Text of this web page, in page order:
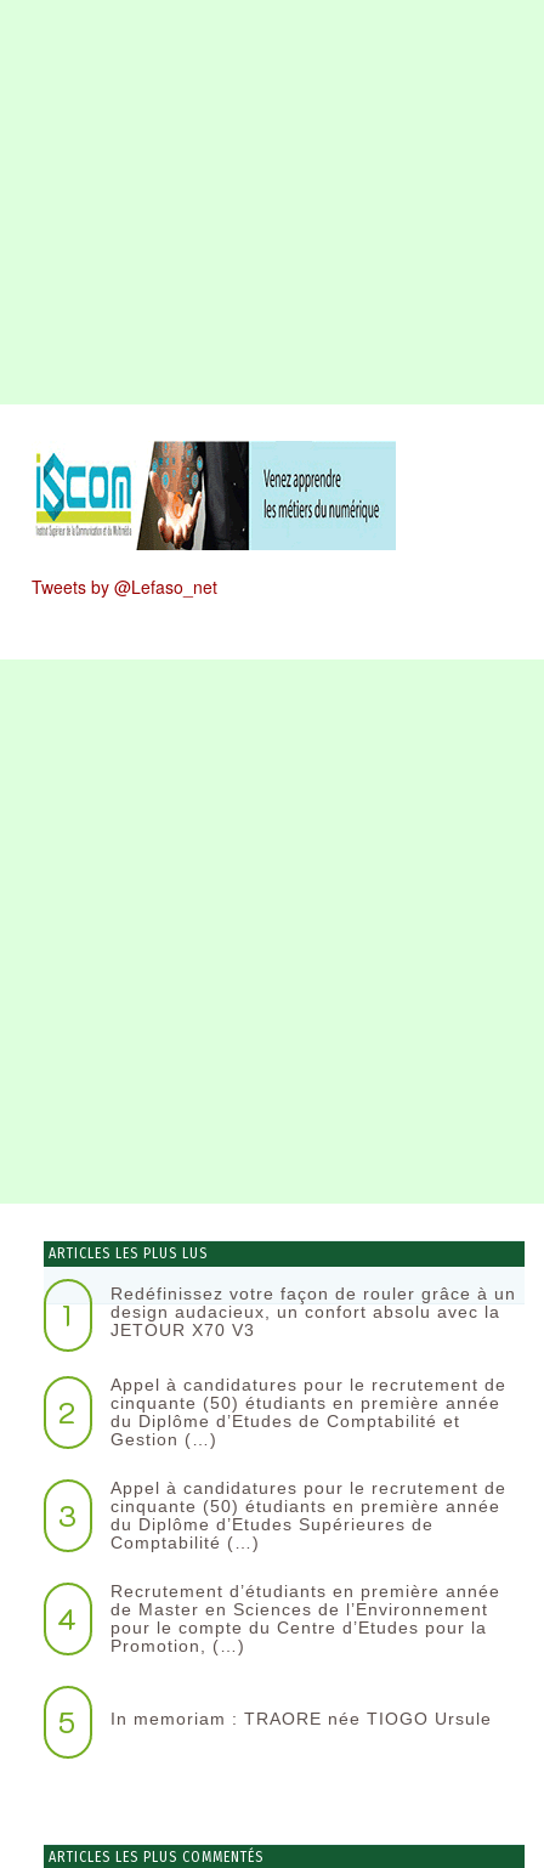
Tweets by @Lefaso_net
ARTICLES LES PLUS LUS
1
Redéfinissez votre façon de rouler grâce à un
design audacieux, un confort absolu avec la
JETOUR X70 V3
2
Appel à candidatures pour le recrutement de
cinquante (50) étudiants en première année
du Diplôme d’Etudes de Comptabilité et
Gestion (…)
3
Appel à candidatures pour le recrutement de
cinquante (50) étudiants en première année
du Diplôme d’Etudes Supérieures de
Comptabilité (…)
4
Recrutement d’étudiants en première année
de Master en Sciences de l’Environnement
pour le compte du Centre d’Etudes pour la
Promotion, (…)
5 In memoriam : TRAORE née TIOGO Ursule
ARTICLES LES PLUS COMMENTÉS